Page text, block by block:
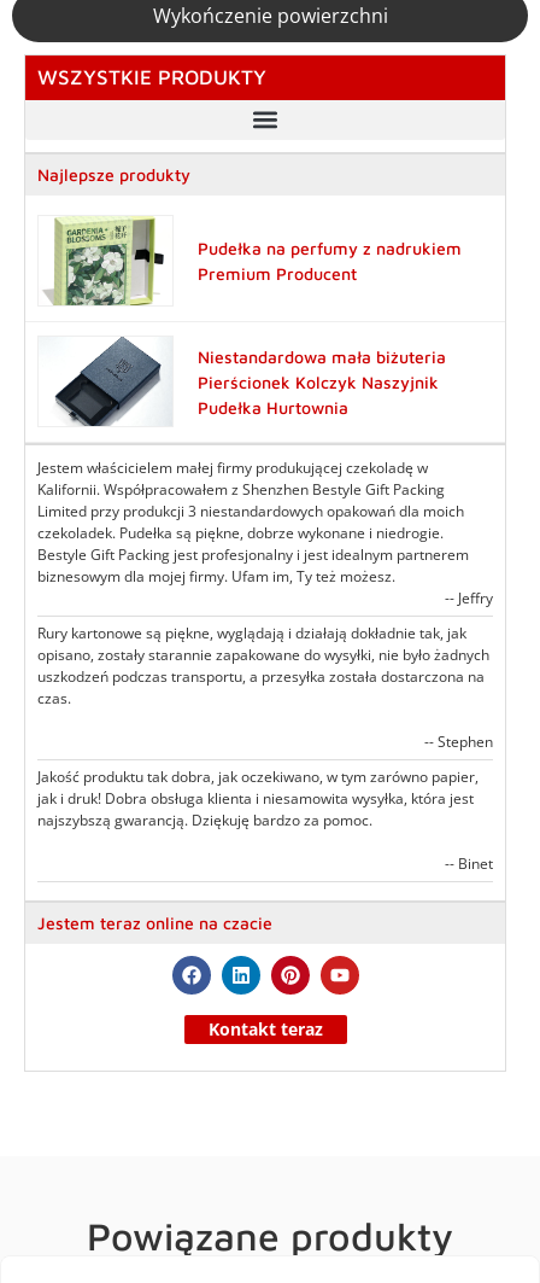
WSZYSTKIE PRODUKTY
Najlepsze produkty
Pudełka na perfumy z nadrukiem
Premium Producent
Niestandardowa mała biżuteria
Pierścionek Kolczyk Naszyjnik
Pudełka Hurtownia
Jestem właścicielem małej firmy produkującej czekoladę w
Kalifornii. Współpracowałem z Shenzhen Bestyle Gift Packing
Limited przy produkcji 3 niestandardowych opakowań dla moich
czekoladek. Pudełka są piękne, dobrze wykonane i niedrogie.
Bestyle Gift Packing jest profesjonalny i jest idealnym partnerem
biznesowym dla mojej firmy. Ufam im, Ty też możesz.
-- Jeffry
Rury kartonowe są piękne, wyglądają i działają dokładnie tak, jak
opisano, zostały starannie zapakowane do wysyłki, nie było żadnych
uszkodzeń podczas transportu, a przesyłka została dostarczona na
czas.
-- Stephen
Jakość produktu tak dobra, jak oczekiwano, w tym zarówno papier,
jak i druk! Dobra obsługa klienta i niesamowita wysyłka, która jest
najszybszą gwarancją. Dziękuję bardzo za pomoc.
-- Binet
Jestem teraz online na czacie
Kontakt teraz
Wykończenie powierzchni
Powiązane produkty